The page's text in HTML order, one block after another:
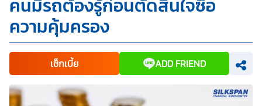
ข้อมูลส่วนบุคคลและข้อมูลส่วนบุคคลที่มีความอ่อนไหวของ
ข้าพเจ้า เพื่อวัตถุประสงค์ในการดำเนินการติดต่อและนำเสนอ
ข้อมูลสำหรับการขายผลิตภัณฑ์ การจัดทำรายการส่งเสริมการ
ขายและการตลาด แจ้งสิทธิประโยชน์หรือข่าวสารต่างๆ แจ้ง
เพื่อพัฒนาผลิตภัณฑ์หรือบริการต่างๆ หรือเพื่อกิจกรรมอื่นๆ
ท่านสามารถอ่านรายละเอียดนโยบายคุ้มครองข้อมูลส่วนบุคคล
และสิทธิของเจ้าของข้อมูลส่วนบุคคลได้ที่เว็บไซต์คำประกาศ
เกี่ยวกับความเป็นส่วนตัว
แสดงเจตนา ข้าพเจ้าได้อ่านรายละเอียดจากเอกสารชี้แจงข้อมูล
คนมีรถต้องรู้ก่อนตัดสินใจซื้อ
ความคุ้มครอง
เช็กเบี้ย ADD FRIEND